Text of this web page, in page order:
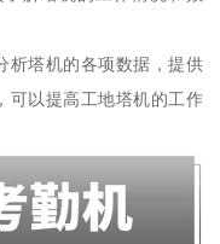
析塔机的各项数据，提供
可以提高工地塔机的工作